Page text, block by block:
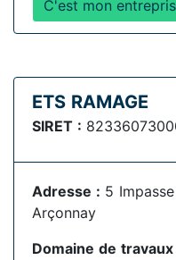
C'est mon
ETS RAMAGE
SIRET :
Adresse : 5
Arçonnay
Domaine de travaux